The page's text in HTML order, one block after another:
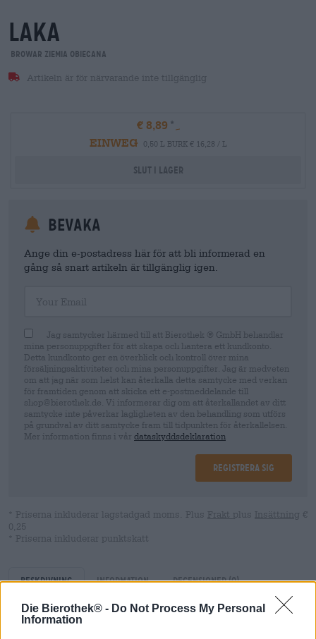
Die Bierothek® - Do Not Process My Personal
Information
laka
Browar Ziemia Obiecana
Artikeln är för närvarande inte tillgänglig
€ 8,89
EINWEG
0,50 L BURK € 16,28 / L
Slut i lager
Bevaka
Ange din e-postadress här för att bli informerad en
gång så snart artikeln är tillgänglig igen.
Jag samtycker härmed till att Bierothek ® GmbH behandlar
mina personuppgifter för att skapa och hantera ett kundkonto.
Detta kundkonto ger en överblick och kontroll över mina
försäljningsaktiviteter och mina personuppgifter. Jag är medveten
om att jag när som helst kan återkalla detta samtycke med verkan
för framtiden genom att skicka ett e-postmeddelande till
shop@bierothek.de. Vi informerar dig om att återkallandet av ditt
samtycke inte påverkar lagligheten av den behandling som utförs
på grundval av ditt samtycke fram till tidpunkten för återkallelsen.
Mer information finns i vår dataskyddsdeklaration
Registrera sig
* Priserna inkluderar lagstadgad moms. Plus Frakt plus Insättning €
0,25
* Priserna inkluderar punktskatt
Beskrivning Information Recensioner(0)